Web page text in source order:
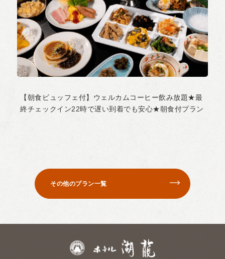
【朝食ビュッフェ付】ウェルカムコーヒー飲み放題★最
終チェックイン22時で遅い到着でも安心★朝食付プラン
その他のプラン一覧